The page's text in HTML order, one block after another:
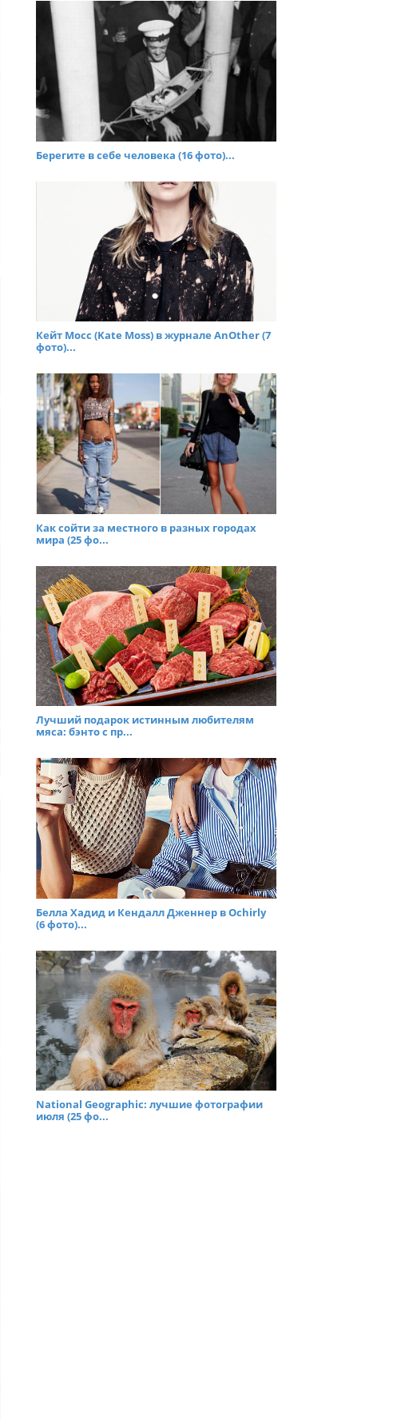
Берегите в себе человека (16 фото)...
Кейт Мосс (Kate Moss) в журнале AnOther (7
фото)...
Как сойти за местного в разных городах
мира (25 фо...
Лучший подарок истинным любителям
мяса: бэнто с пр...
Белла Хадид и Кендалл Дженнер в Ochirly
(6 фото)...
National Geographic: лучшие фотографии
июля (25 фо...